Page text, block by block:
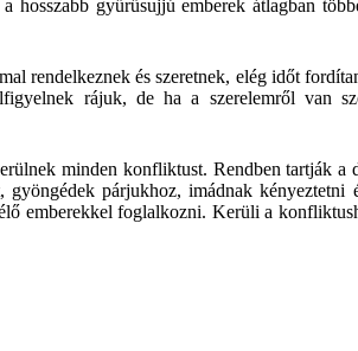
hosszabb gyűrűsujjú emberek átlagban
rendelkeznek és szeretnek, elég időt
rájuk, de ha a szerelemről van
minden konfliktust. Rendben tartják a
párjukhoz, imádnak kényeztetni
emberekkel foglalkozni. Kerüli a